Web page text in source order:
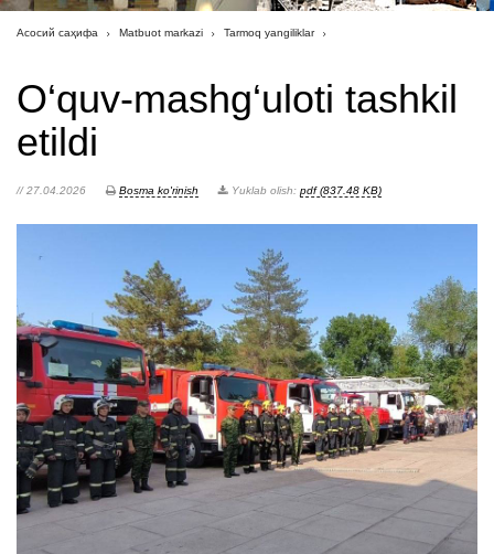
Асосий саҳифа Matbuot markazi Tarmoq yangiliklar
O‘quv-mashg‘uloti tashkil
etildi
// 27.04.2026 Bosma ko'rinish Yuklab olish: pdf (837.48 KB)